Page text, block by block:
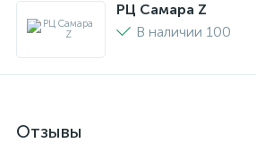
РЦ Самара Z
В наличии 100
Отзывы